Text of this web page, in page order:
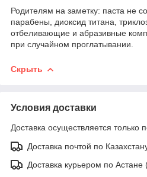
Родителям на заметку: паста не
парабены, диоксид титана,
отбеливающие и абразивные
при случайном проглатывании.
Скрыть
Условия доставки
Доставка осуществляется только
Доставка почтой по
Доставка курьером по Астане